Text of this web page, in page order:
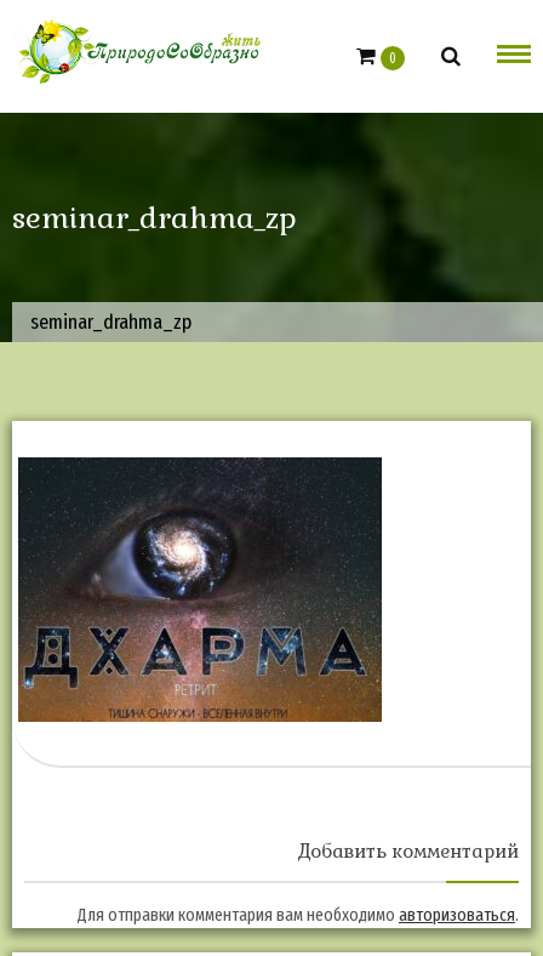
content
0
seminar_drahma_zp
seminar_drahma_zp
Добавить комментарий
Для отправки комментария вам необходимо авторизоваться.